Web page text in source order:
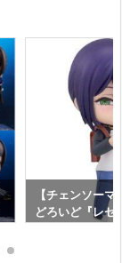
【チェンソー
どろいど『レゼ